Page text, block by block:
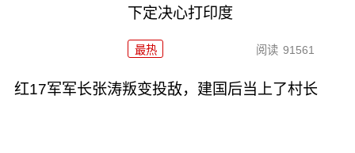
下定决心打印度
最热 阅读 91561
红17军军长张涛叛变投敌，建国后当上了村长